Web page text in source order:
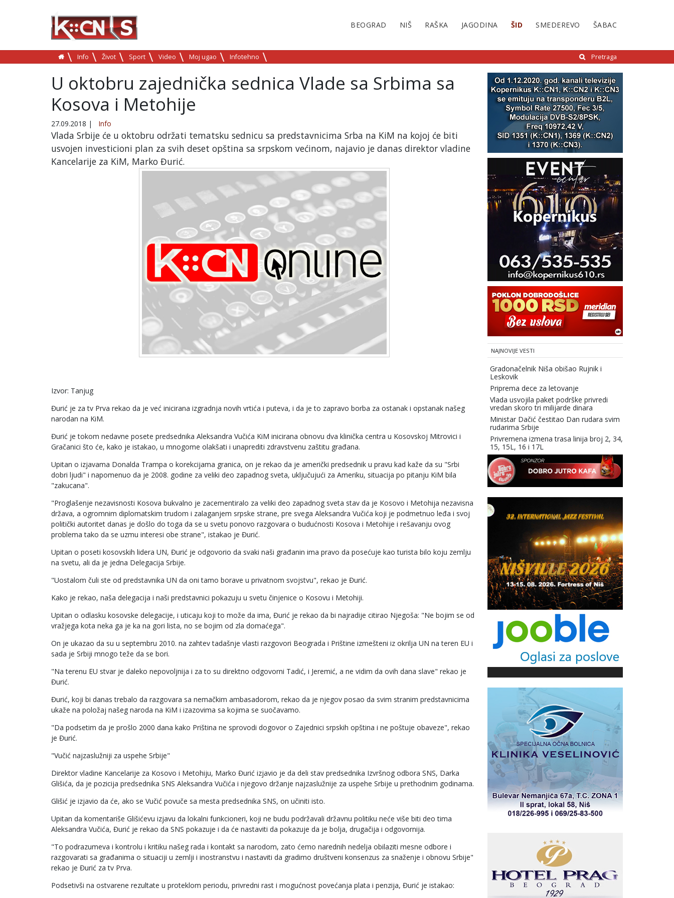
BEOGRAD NIŠ RAŠKA JAGODINA ŠID SMEDEREVO ŠABAC
Info Život Sport Video Moj ugao Infotehno Pretraga
U oktobru zajednička sednica Vlade sa Srbima sa
Kosova i Metohije
27.09.2018 | Info
Vlada Srbije će u oktobru održati tematsku sednicu sa predstavnicima Srba na KiM na kojoj će biti
usvojen investicioni plan za svih deset opština sa srpskom većinom, najavio je danas direktor vladine
Kancelarije za KiM, Marko Đurić.
Izvor: Tanjug
Đurić je za tv Prva rekao da je već inicirana izgradnja novih vrtića i puteva, i da je to zapravo borba za ostanak i opstanak našeg
narodan na KiM.
Đurić je tokom nedavne posete predsednika Aleksandra Vučića KiM inicirana obnovu dva klinička centra u Kosovskoj Mitrovici i
Gračanici što će, kako je istakao, u mnogome olakšati i unaprediti zdravstvenu zaštitu građana.
Upitan o izjavama Donalda Trampa o korekcijama granica, on je rekao da je američki predsednik u pravu kad kaže da su "Srbi
dobri ljudi" i napomenuo da je 2008. godine za veliki deo zapadnog sveta, uključujući za Ameriku, situacija po pitanju KiM bila
"zakucana".
"Proglašenje nezavisnosti Kosova bukvalno je zacementiralo za veliki deo zapadnog sveta stav da je Kosovo i Metohija nezavisna
država, a ogromnim diplomatskim trudom i zalaganjem srpske strane, pre svega Aleksandra Vučića koji je podmetnuo leđa i svoj
politički autoritet danas je došlo do toga da se u svetu ponovo razgovara o budućnosti Kosova i Metohije i rešavanju ovog
problema tako da se uzmu interesi obe strane", istakao je Đurić.
Upitan o poseti kosovskih lidera UN, Đurić je odgovorio da svaki naši građanin ima pravo da posećuje kao turista bilo koju zemlju
na svetu, ali da je jedna Delegacija Srbije.
"Uostalom čuli ste od predstavnika UN da oni tamo borave u privatnom svojstvu", rekao je Đurić.
Kako je rekao, naša delegacija i naši predstavnici pokazuju u svetu činjenice o Kosovu i Metohiji.
Upitan o odlasku kosovske delegacije, i uticaju koji to može da ima, Đurić je rekao da bi najradije citirao Njegoša: "Ne bojim se od
vražjega kota neka ga je ka na gori lista, no se bojim od zla domaćega".
On je ukazao da su u septembru 2010. na zahtev tadašnje vlasti razgovori Beograda i Prištine izmešteni iz okrilja UN na teren EU i
sada je Srbiji mnogo teže da se bori.
"Na terenu EU stvar je daleko nepovoljnija i za to su direktno odgovorni Tadić, i Jeremić, a ne vidim da ovih dana slave" rekao je
Đurić.
Đurić, koji bi danas trebalo da razgovara sa nemačkim ambasadorom, rekao da je njegov posao da svim stranim predstavnicima
ukaže na položaj našeg naroda na KiM i izazovima sa kojima se suočavamo.
"Da podsetim da je prošlo 2000 dana kako Priština ne sprovodi dogovor o Zajednici srpskih opština i ne poštuje obaveze", rekao
je Đurić.
"Vučić najzaslužniji za uspehe Srbije"
Direktor vladine Kancelarije za Kosovo i Metohiju, Marko Đurić izjavio je da deli stav predsednika Izvršnog odbora SNS, Darka
Glišića, da je pozicija predsednika SNS Aleksandra Vučića i njegovo držanje najzaslužnije za uspehe Srbije u prethodnim godinama.
Glišić je izjavio da će, ako se Vučić povuče sa mesta predsednika SNS, on učiniti isto.
Upitan da komentariše Glišićevu izjavu da lokalni funkcioneri, koji ne budu podržavali državnu politiku neće više biti deo tima
Aleksandra Vučića, Đurić je rekao da SNS pokazuje i da će nastaviti da pokazuje da je bolja, drugačija i odgovornija.
"To podrazumeva i kontrolu i kritiku našeg rada i kontakt sa narodom, zato ćemo narednih nedelja obilaziti mesne odbore i
razgovarati sa građanima o situaciji u zemlji i inostranstvu i nastaviti da gradimo društveni konsenzus za snaženje i obnovu Srbije"
rekao je Đurić za tv Prva.
Podsetivši na ostvarene rezultate u proteklom periodu, privredni rast i mogućnost povećanja plata i penzija, Đurić je istakao:
NAJNOVIJE VESTI
Gradonačelnik Niša obišao Rujnik i
Leskovik
Priprema dece za letovanje
Vlada usvojila paket podrške privredi
vredan skoro tri milijarde dinara
Ministar Dačić čestitao Dan rudara svim
rudarima Srbije
Privremena izmena trasa linija broj 2, 34,
15, 15L, 16 i 17L